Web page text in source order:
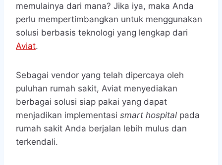
memulainya dari mana? Jika iya, maka Anda
perlu mempertimbangkan untuk menggunakan
solusi berbasis teknologi yang lengkap dari
Aviat.
Sebagai vendor yang telah dipercaya oleh
puluhan rumah sakit, Aviat menyediakan
berbagai solusi siap pakai yang dapat
menjadikan implementasi smart hospital pada
rumah sakit Anda berjalan lebih mulus dan
terkendali.